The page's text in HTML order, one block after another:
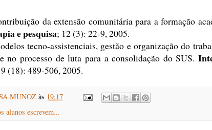
da extensão comunitária para a formação
e pesquisa; 12 (3): 22-9, 2005.
tecno-assistenciais, gestão e organização do
no processo de luta para a consolidação do SUS.
(18): 489-506, 2005.
MUNOZ às 19:17
alunos escrevem...